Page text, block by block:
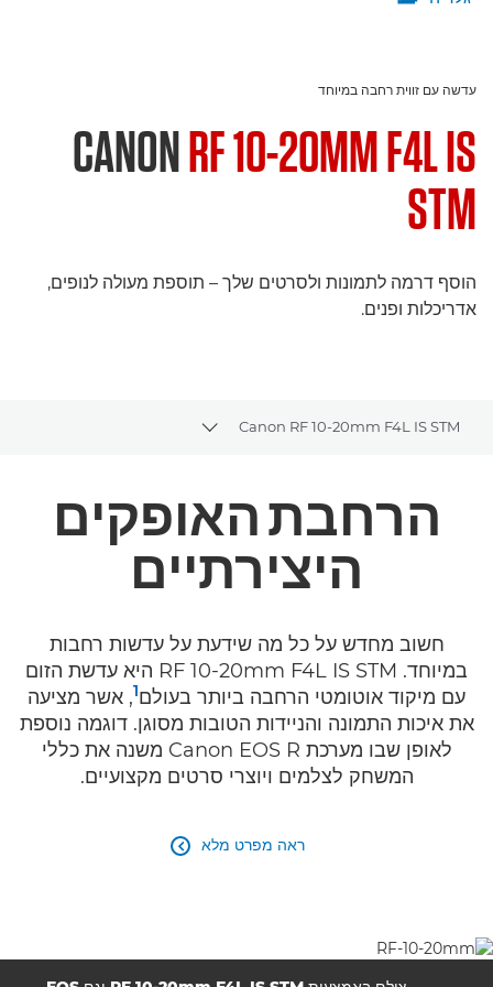
עדשה עם זווית רחבה במיוחד
CANONRF 10-20MM F4L IS
STM
הוסף דרמה לתמונות ולסרטים שלך – תוספת מעולה לנופים,
אדריכלות ופנים.
Canon RF 10-20mm F4L IS STM
Toggle breadcrumbs
מפרטים
הרחבתהאופקים
היצירתיים
חשוב מחדש על כל מה שידעת על עדשות רחבות
במיוחד. RF 10-20mm F4L IS STM היא עדשת הזום
עם מיקוד אוטומטי הרחבה ביותר בעולם1, אשר מציעה
את איכות התמונה והניידות הטובות מסוגן. דוגמה נוספת
לאופן שבו מערכת Canon EOS R משנה את כללי
המשחק לצלמים ויוצרי סרטים מקצועיים.
ראה מפרט מלא 